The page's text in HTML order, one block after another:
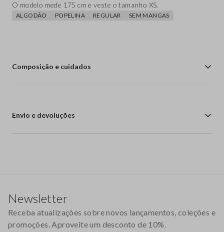
O modelo mede 175 cm e veste o tamanho XS.
ALGODÃO POPELINA REGULAR SEM MANGAS
Composição e cuidados
Envio e devoluções
Newsletter
Receba atualizações sobre novos lançamentos, coleções e
promoções. Aproveite um desconto de 10%.